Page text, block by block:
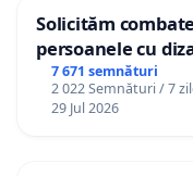
Solicităm
persoanele cu
7 671 semnături
2 022 Semnături / 7
29 Jul 2026